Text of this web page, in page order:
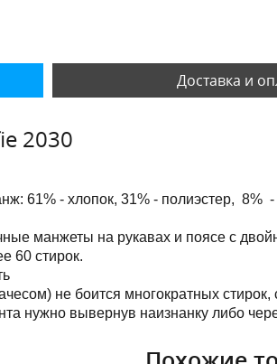
Доставка и
2030
61% - хлопок, 31% - полиэстер, 8% -
манжеты на рукавах и поясе с
60 стирок.
не боится многократных
нужно вывернув наизнанку либо